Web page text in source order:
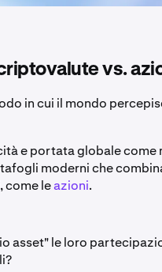
vs.
in cui il mondo
e portata globale come
moderni che
come leazioni.
asset" le loro